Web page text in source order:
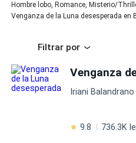
Hombre lobo, Romance, Misterio/
Venganza de la Luna desesperada en
Filtrar por
Iriani Balandrano
9.8 736.3K